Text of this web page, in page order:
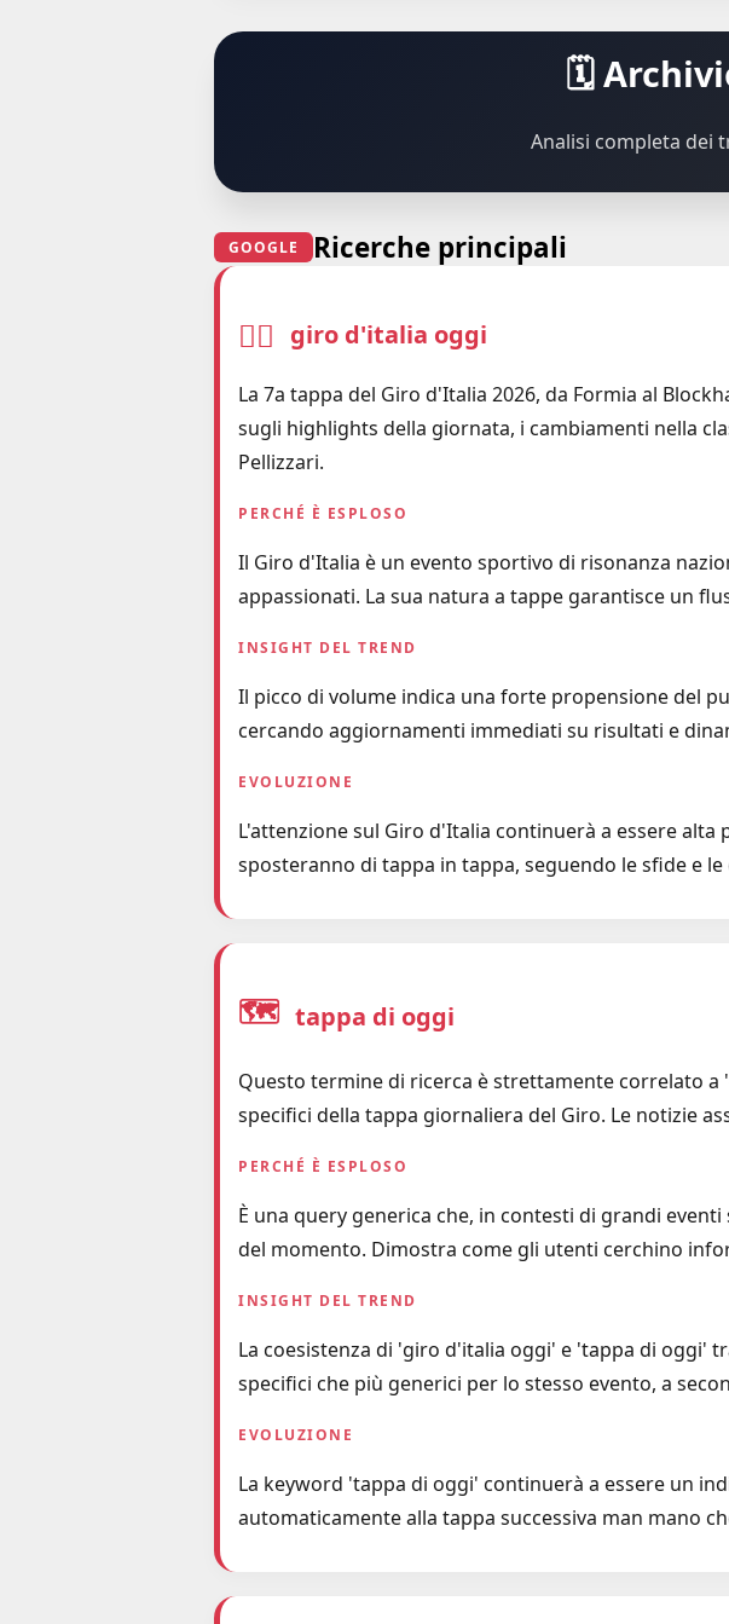
🗓️
Analisi completa dei
GOOGLE Ricerche principali
🚴‍♂️ giro d'italia oggi
La 7a tappa del Giro d'Italia 2026, da Formia al
sugli highlights della giornata, i cambiamenti nella
Pellizzari.
PERCHÉ È ESPLOSO
Il Giro d'Italia è un evento sportivo di risonanza
appassionati. La sua natura a tappe garantisce un
INSIGHT DEL TREND
Il picco di volume indica una forte propensione del
cercando aggiornamenti immediati su risultati e
EVOLUZIONE
L'attenzione sul Giro d'Italia continuerà a essere
sposteranno di tappa in tappa, seguendo le sfide e
🗺️ tappa di oggi
Questo termine di ricerca è strettamente correlato
specifici della tappa giornaliera del Giro. Le notizie
PERCHÉ È ESPLOSO
È una query generica che, in contesti di grandi
del momento. Dimostra come gli utenti cerchino
INSIGHT DEL TREND
La coesistenza di 'giro d'italia oggi' e 'tappa di oggi'
specifici che più generici per lo stesso evento, a
EVOLUZIONE
La keyword 'tappa di oggi' continuerà a essere un
automaticamente alla tappa successiva man mano